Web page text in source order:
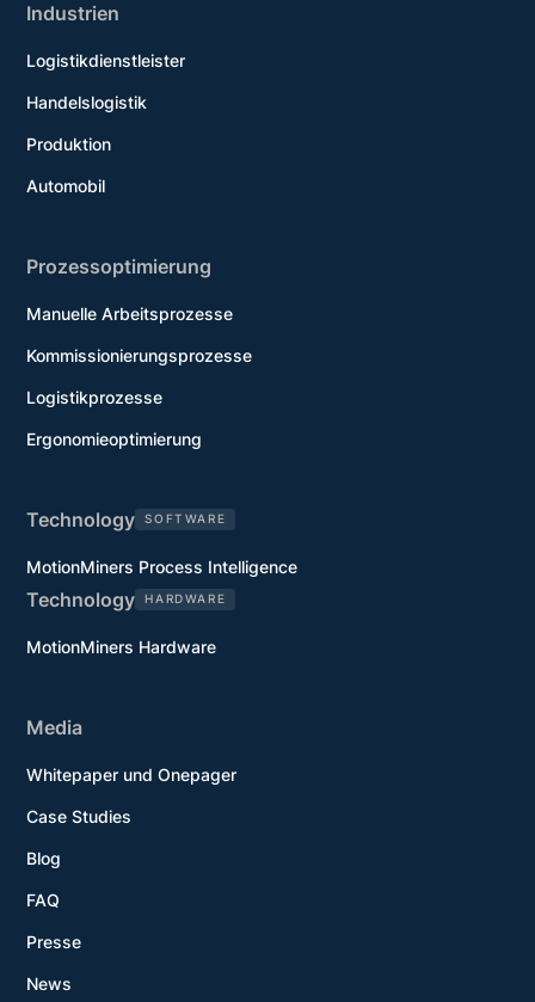
Industrien
Logistikdienstleister
Handelslogistik
Produktion
Automobil
Prozessoptimierung
Manuelle Arbeitsprozesse
Kommissionierungsprozesse
Logistikprozesse
Ergonomieoptimierung
Technology SOFTWARE
MotionMiners Process Intelligence
Technology HARDWARE
MotionMiners Hardware
Media
Whitepaper und Onepager
Case Studies
Blog
FAQ
Presse
News